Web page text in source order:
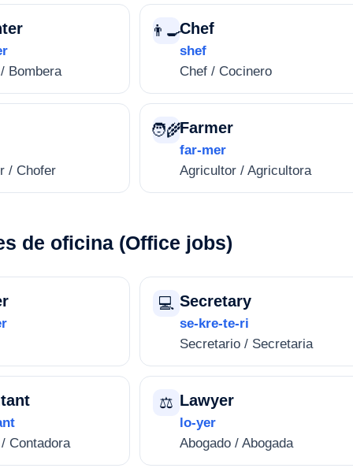
Bombera
👨‍🍳Chef
shef
Chef / Cocinero
/ Chofer
🧑‍🌾Farmer
far-mer
Agricultor / Agricultora
de oficina (Office jobs)
💻 Secretary
se-kre-te-ri
Secretario / Secretaria
Contadora
⚖️ Lawyer
lo-yer
Abogado / Abogada